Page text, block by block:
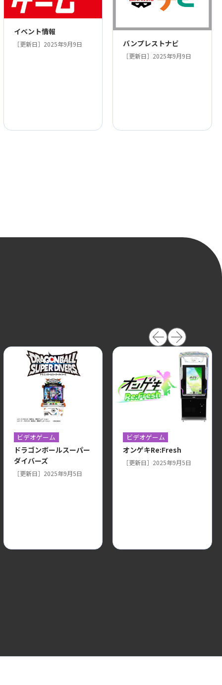
イベント情報
［更新日］2025年9月9日 バンプレストナビ
［更新日］2025年9月9日
ビデオゲーム
ドラゴンボールスーパー
ダイバーズ
［更新日］2025年9月5日
ビデオゲーム
オンゲキRe:Fresh
［更新日］2025年9月5日